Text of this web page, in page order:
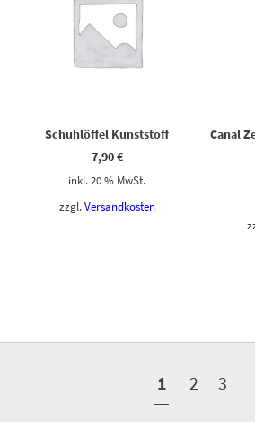
Schuhlöffel Kunststoff
7,90€
inkl. 20 % MwSt.
zzgl. Versandkosten
Canal
1 2 3